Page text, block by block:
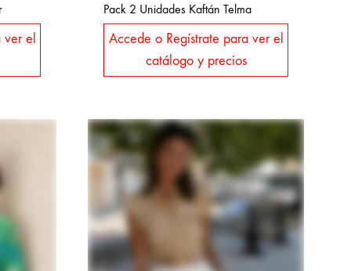
el
Pack 2 Unidades Kaftán Telma
Accede o Regístrate para ver el
catálogo y precios